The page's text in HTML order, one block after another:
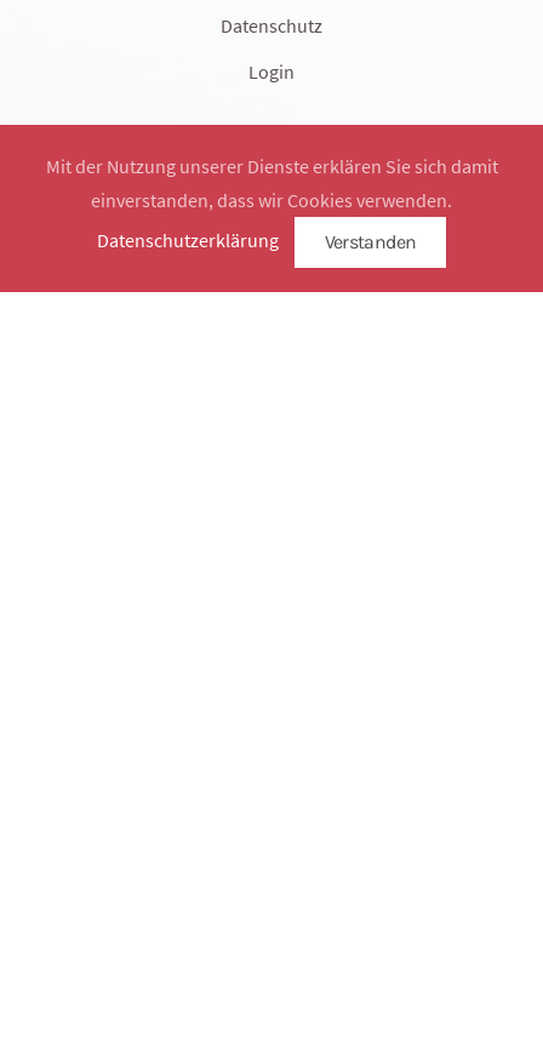
Datenschutz
Login
Mit der Nutzung unserer Dienste erklären Sie sich damit
einverstanden, dass wir Cookies verwenden.
Datenschutzerklärung
Verstanden